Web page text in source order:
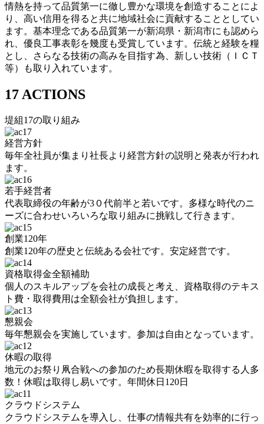
情熱を持って品質第一に徹し豊かな環境を創造することによ
り、高い信用を得ると共に地域社会に貢献することとしてい
ます。基本理念である品質第一が新潟県・新潟市にも認めら
れ、優良工事表彰を幾度も受賞しています。伝統と経験を糧
とし、さらなる技術の高みを目指す為、新しい技術（ＩＣＴ
等）も取り入れています。
17 ACTIONS
堤組17の取り組み
経営方針
毎年全社員が集まり社長より経営方針の説明と発表が行われ
ます。
若手経営者
代表取締役の年齢が3０代前半と若いです。多様な時代のニ
ーズに合わせいろいろな取り組みに挑戦して行きます。
創業120年
創業120年の歴史と伝統ある会社です。安定経営です。
資格取得金全額補助
個人のスキルアップを会社の成長と考え、資格取得のテキス
ト費・取得費用は全額会社が負担します。
懇親会
毎年懇親会を実施しています。参加は自由となっています。
休暇の取得
地元のお祭り凧合戦への参加のため長期休暇を取得する人多
数！休暇は取得し易いです。年間休日120日
クラウドシステム
クラウドシステムを導入し、仕事の情報共有を効率的に行っ